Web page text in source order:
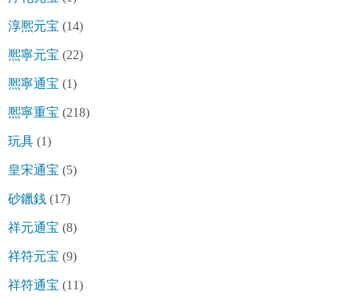
淳熈元宝 (14)
熈寧元宝 (22)
熈寧通宝 (1)
熈寧重宝 (218)
玩具 (1)
皇宋通宝 (5)
砂鑞銭 (17)
祥元通宝 (8)
祥符元宝 (9)
祥符通宝 (11)